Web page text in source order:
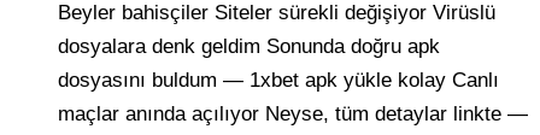
Beyler bahisçiler Siteler sürekli değişiyor Virüslü
dosyalara denk geldim Sonunda doğru apk
dosyasını buldum — 1xbet apk yükle kolay Canlı
maçlar anında açılıyor Neyse, tüm detaylar linkte —